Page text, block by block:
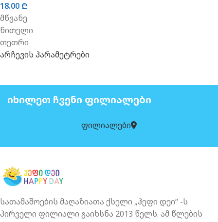
18.00 ₾
მწვანე
წითელი
თეთრი
არჩევის პარამეტრები
ᲘᲮᲘᲚᲔᲗ ᲩᲕᲔᲜᲘ ᲤᲘᲚᲘᲐᲚᲔᲑᲘ
ფილიალები
სათამაშოების მაღაზიათა ქსელი „ჰეფი დეი“ -ს
პირველი ფილიალი გაიხსნა 2013 წელს. ამ წლების